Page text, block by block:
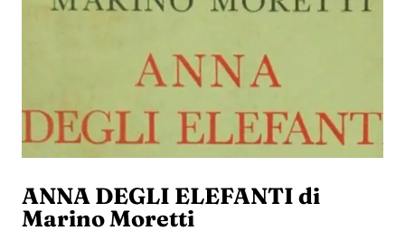
ANNA DEGLI ELEFANTI di
Marino Moretti